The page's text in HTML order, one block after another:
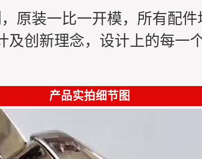
原装一比一开模，所有配
及创新理念，设计上的每一
产品实拍细节图